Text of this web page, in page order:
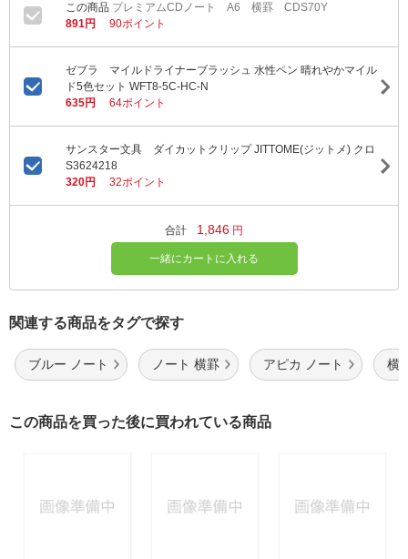
プレミアムCDノート A6 横罫 CDS70Y
891円
90ポイント
ゼブラ マイルドライナーブラッシュ 水性ペン 晴れやかマイル
ド5色セット WFT8-5C-HC-N
635円
64ポイント
サンスター文具 ダイカットクリップ JITTOME(ジットメ) クロ
S3624218
320円
32ポイント
合計 1,846 円
一緒にカートに入れる
関連する商品をタグで探す
ブルー ノート ノート 横罫 アピカ ノート 横
この商品を買った後に買われている商品